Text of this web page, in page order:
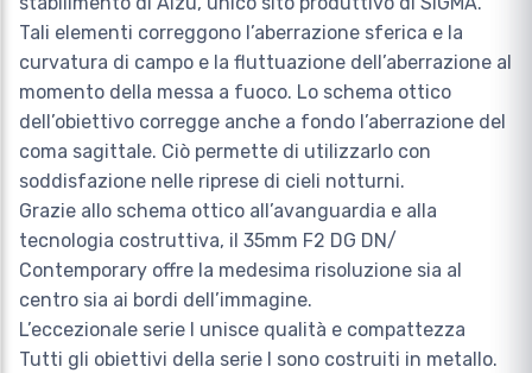
Tali elementi correggono l’aberrazione sferica e la
curvatura di campo e la fluttuazione dell’aberrazione al
momento della messa a fuoco. Lo schema ottico
dell’obiettivo corregge anche a fondo l’aberrazione del
coma sagittale. Ciò permette di utilizzarlo con
soddisfazione nelle riprese di cieli notturni.
Grazie allo schema ottico all’avanguardia e alla
tecnologia costruttiva, il 35mm F2 DG DN/
Contemporary offre la medesima risoluzione sia al
centro sia ai bordi dell’immagine.
L’eccezionale serie I unisce qualità e compattezza
Tutti gli obiettivi della serie I sono costruiti in metallo.